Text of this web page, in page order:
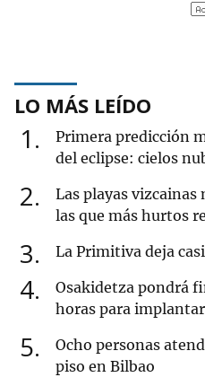
LO MÁS LEÍDO
1
Primera predicción
del eclipse: cielos
2
Las playas
las que más hurtos
3 La Primitiva deja
4
Osakidetza pondrá
horas para
5
Ocho personas
piso en Bilbao